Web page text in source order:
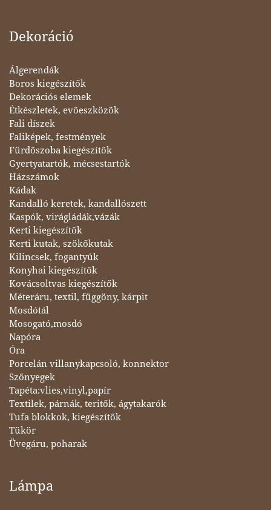
Dekoráció
Álgerendák
Boros kiegészítők
Dekorációs elemek
Étkészletek, evőeszközök
Fali díszek
Faliképek, festmények
Fürdőszoba kiegészítők
Gyertyatartók, mécsestartók
Házszámok
Kádak
Kandalló keretek, kandallószett
Kaspók, virágládák,vázák
Kerti kiegészítők
Kerti kutak, szökőkutak
Kilincsek, fogantyúk
Konyhai kiegészítők
Kovácsoltvas kiegészítők
Méteráru, textil, függöny, kárpit
Mosdótál
Mosogató,mosdó
Napóra
Óra
Porcelán villanykapcsoló, konnektor
Szőnyegek
Tapéta:vlies,vinyl,papír
Textilek, párnák, teritők, ágytakarók
Tufa blokkok, kiegészítők
Tükör
Üvegáru, poharak
Lámpa